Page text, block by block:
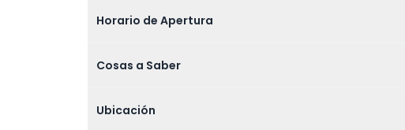
Horario de Apertura
Cosas a Saber
Ubicación